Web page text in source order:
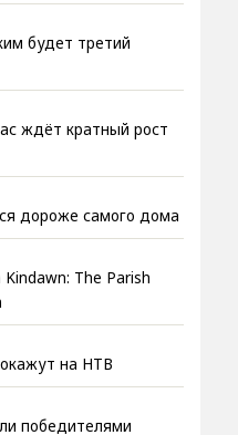
будет третий
ждёт кратный рост
дороже самого дома
The Parish
на НТВ
победителями